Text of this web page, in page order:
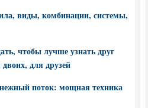
виды, комбинации, системы,
чтобы лучше узнать друг
для друзей
поток: мощная техника